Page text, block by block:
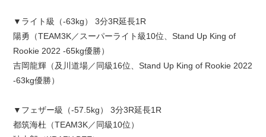
▼ライト級（-63kg） 3分3R延長1R
陽勇（TEAM3K／スーパーライト級10位、Stand Up King of
Rookie 2022 -65kg優勝）
吉岡龍輝（及川道場／同級16位、Stand Up King of Rookie 2022
-63kg優勝）
▼フェザー級（-57.5kg） 3分3R延長1R
都筑海杜（TEAM3K／同級10位）